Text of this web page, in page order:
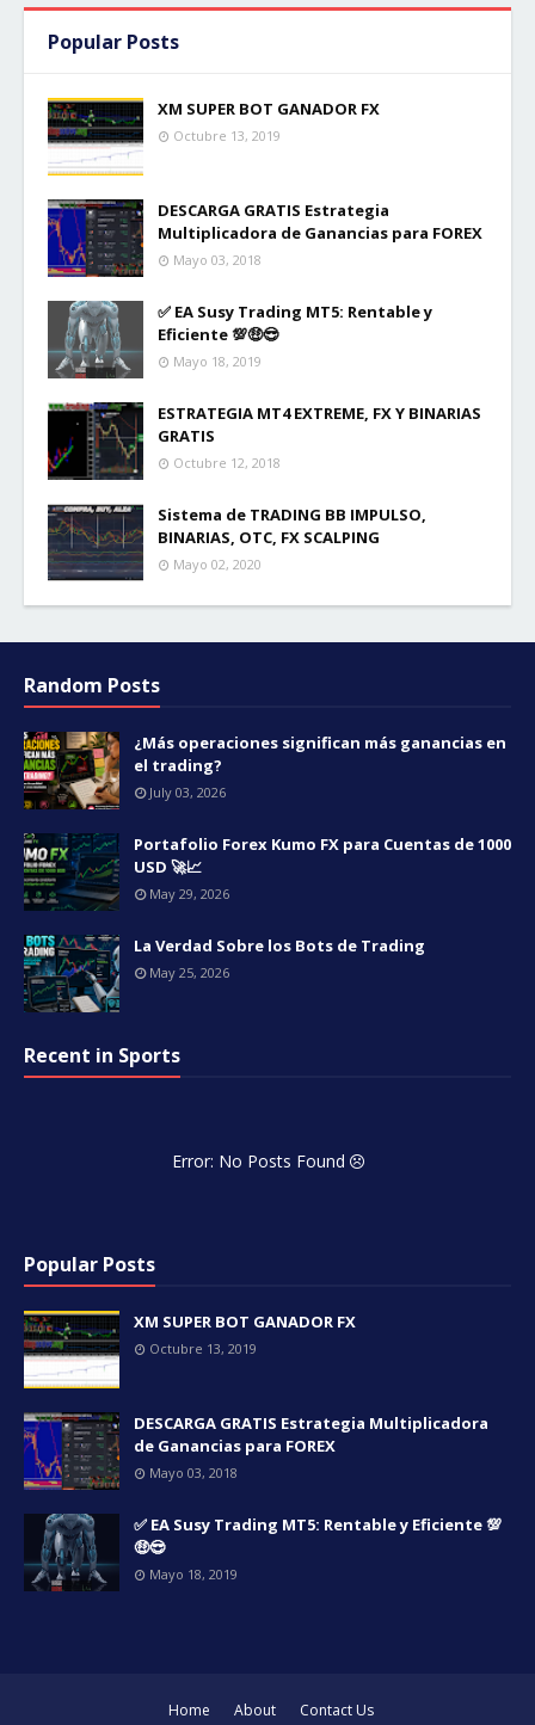
Popular Posts
XM SUPER BOT GANADOR FX
Octubre 13, 2019
DESCARGA GRATIS Estrategia
Multiplicadora de Ganancias para FOREX
Mayo 03, 2018
✅ EA Susy Trading MT5: Rentable y
Eficiente 💯🤑😎
Mayo 18, 2019
ESTRATEGIA MT4 EXTREME, FX Y BINARIAS
GRATIS
Octubre 12, 2018
Sistema de TRADING BB IMPULSO,
BINARIAS, OTC, FX SCALPING
Mayo 02, 2020
Random Posts
¿Más operaciones significan más ganancias en
el trading?
July 03, 2026
Portafolio Forex Kumo FX para Cuentas de 1000
USD 🚀📈
May 29, 2026
La Verdad Sobre los Bots de Trading
May 25, 2026
Recent in Sports
Error: No Posts Found
Popular Posts
XM SUPER BOT GANADOR FX
Octubre 13, 2019
DESCARGA GRATIS Estrategia Multiplicadora
de Ganancias para FOREX
Mayo 03, 2018
✅ EA Susy Trading MT5: Rentable y Eficiente 💯
🤑😎
Mayo 18, 2019
Home About Contact Us